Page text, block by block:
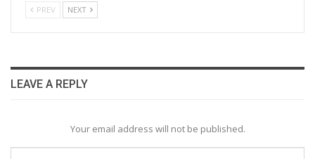
PREV NEXT
LEAVE A REPLY
Your email address will not be published.